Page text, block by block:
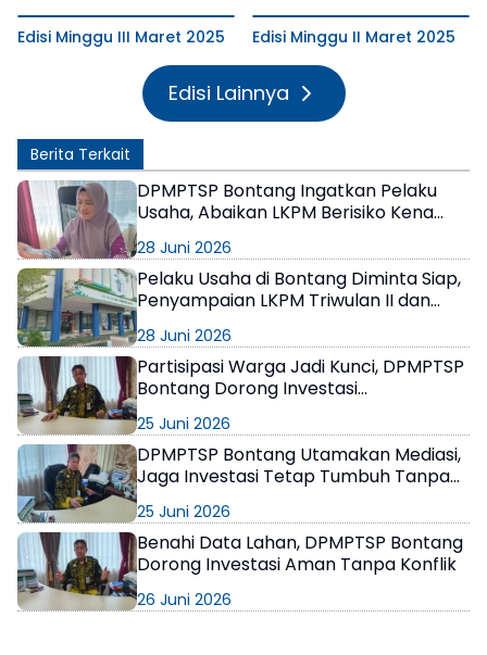
Edisi Minggu III Maret 2025 Edisi Minggu II Maret 2025
Edisi Lainnya
Berita Terkait
DPMPTSP Bontang Ingatkan Pelaku
Usaha, Abaikan LKPM Berisiko Kena
28 Juni 2026
Pelaku Usaha di Bontang Diminta Siap,
Penyampaian LKPM Triwulan II dan
28 Juni 2026
Partisipasi Warga Jadi Kunci, DPMPTSP
Bontang Dorong Investasi
Masyarakat
25 Juni 2026
DPMPTSP Bontang Utamakan Mediasi,
Jaga Investasi Tetap Tumbuh Tanpa
25 Juni 2026
Benahi Data Lahan, DPMPTSP Bontang
Dorong Investasi Aman Tanpa Konflik
26 Juni 2026